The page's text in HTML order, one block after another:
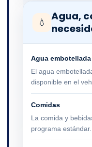
💧
Agua,
Agua embotellada
El agua
disponible en el
Comidas
La comida y
programa estándar.